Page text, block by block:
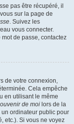
pas être récupéré, il
sur la page de
. Suivez les
vous connecter.
de passe, contactez
de votre connexion,
Cela empêche
en utilisant le même
de moi lors de la
un ordinateur public pour
etc.). Si vous ne voyez